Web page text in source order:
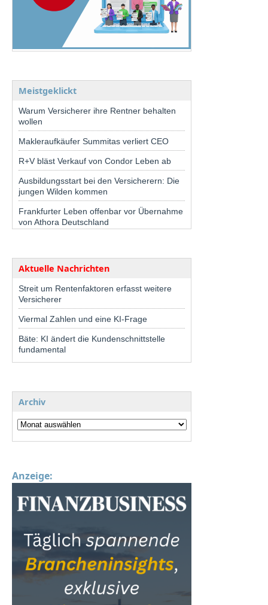
Meistgeklickt
Warum Versicherer ihre Rentner behalten
wollen
Makleraufkäufer Summitas verliert CEO
R+V bläst Verkauf von Condor Leben ab
Ausbildungsstart bei den Versicherern: Die
jungen Wilden kommen
Frankfurter Leben offenbar vor Übernahme
von Athora Deutschland
Aktuelle Nachrichten
Streit um Rentenfaktoren erfasst weitere
Versicherer
Viermal Zahlen und eine KI-Frage
Bäte: KI ändert die Kundenschnittstelle
fundamental
Archiv
Anzeige: